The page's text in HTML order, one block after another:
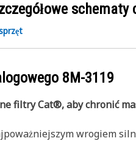
schematy
8M-3119
filtry Cat®, aby chronić
wrogiem